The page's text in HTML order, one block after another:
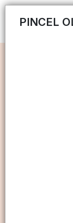
PINCEL